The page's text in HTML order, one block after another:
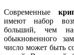
Современные
имеют набор
больший, чем
обыкновенного
число может быть